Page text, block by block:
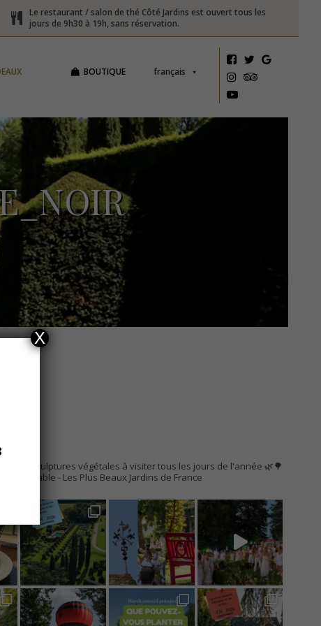
Le restaurant / salon de thé Côté Jardins est ouvert tous les
jours de 9h30 à 19h, sans réservation.
français
BOUTIQUE
de sculptures végétales à visiter tous les jours de l'année 🌿🌳
Remarquable- Les Plus Beaux Jardins de France
X